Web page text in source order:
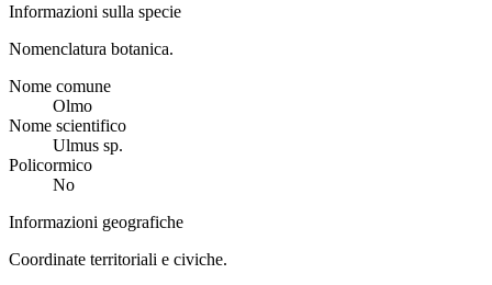
Informazioni sulla specie
Nomenclatura botanica.
Nome comune
Olmo
Nome scientifico
Ulmus sp.
Policormico
No
Informazioni geografiche
Coordinate territoriali e civiche.